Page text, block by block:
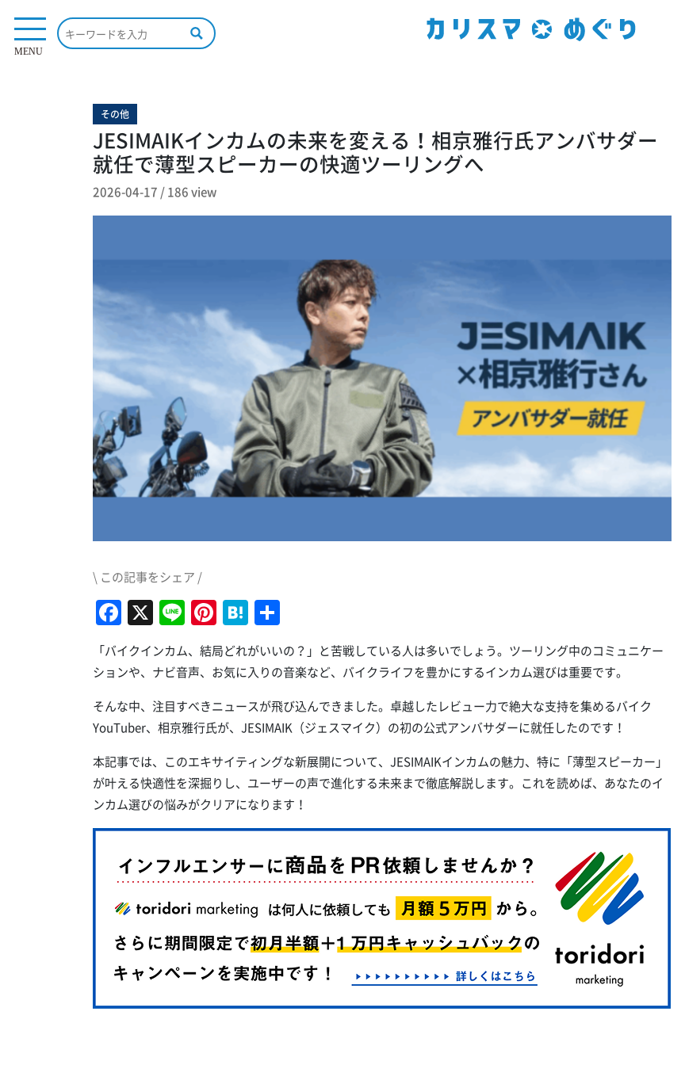
MENU
その他
JESIMAIKインカムの未来を変える！相京雅行氏アンバサダー
就任で薄型スピーカーの快適ツーリングへ
2026-04-17 /186 view
\ この記事をシェア /
Facebook
X LinePinterest
Hatena
有
「バイクインカム、結局どれがいいの？」と苦戦している人は多いでしょう。ツーリング中のコミュニケー
ションや、ナビ音声、お気に入りの音楽など、バイクライフを豊かにするインカム選びは重要です。
そんな中、注目すべきニュースが飛び込んできました。卓越したレビュー力で絶大な支持を集めるバイク
YouTuber、相京雅行氏が、JESIMAIK（ジェスマイク）の初の公式アンバサダーに就任したのです！
本記事では、このエキサイティングな新展開について、JESIMAIKインカムの魅力、特に「薄型スピーカー」
が叶える快適性を深掘りし、ユーザーの声で進化する未来まで徹底解説します。これを読めば、あなたのイ
ンカム選びの悩みがクリアになります！